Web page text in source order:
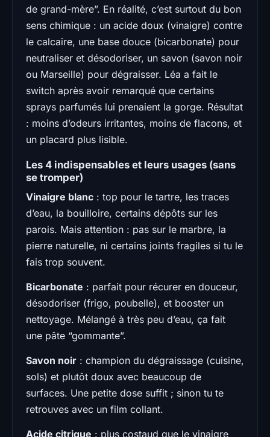
de grand-mère”. En réalité, c’est surtout du bon
sens chimique : un acide doux (vinaigre) contre
le calcaire, une base douce (bicarbonate) pour
neutraliser et désodoriser, un savon (savon noir
ou Marseille) pour dégraisser. Léa a fait le
switch après avoir remarqué que certains
sprays parfumés lui prenaient la gorge. Résultat
: moins d’odeurs irritantes, moins de flacons, et
un placard plus lisible.
Les 4 indispensables et leurs usages (sans
se tromper)
Vinaigre blanc : top pour le tartre, les traces
d’eau, la bouilloire, certains dépôts sur les
parois. Mais attention : pas sur le marbre, la
pierre naturelle, ni certains joints fragiles si tu le
fais trop souvent.
Bicarbonate : parfait pour récurer en douceur,
désodoriser (frigo, poubelle), et booster un
nettoyage. Mélangé à très peu d’eau, ça fait
une pâte “gommante”.
Savon noir : champion du dégraissage (cuisine,
sols) et plutôt doux avec beaucoup de
surfaces. Une petite dose suffit ; sinon tu te
retrouves avec un film collant.
Acide citrique : plus costaud que le vinaigre